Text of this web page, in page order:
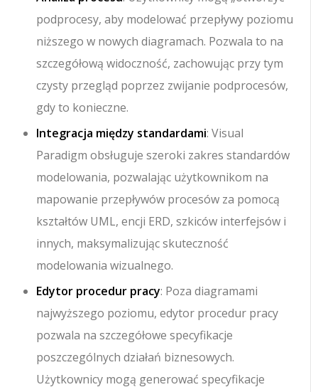
podprocesy, aby modelować przepływy poziomu
niższego w nowych diagramach. Pozwala to na
szczegółową widoczność, zachowując przy tym
czysty przegląd poprzez zwijanie podprocesów,
gdy to konieczne.
Integracja między standardami: Visual
Paradigm obsługuje szeroki zakres standardów
modelowania, pozwalając użytkownikom na
mapowanie przepływów procesów za pomocą
kształtów UML, encji ERD, szkiców interfejsów i
innych, maksymalizując skuteczność
modelowania wizualnego.
Edytor procedur pracy: Poza diagramami
najwyższego poziomu, edytor procedur pracy
pozwala na szczegółowe specyfikacje
poszczególnych działań biznesowych.
Użytkownicy mogą generować specyfikacje